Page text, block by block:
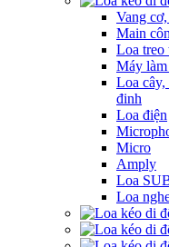
Vang
Main
Loa treo
Máy làm
Loa cây,
đinh
Loa điện
Micro
Amply
Loa
Loa